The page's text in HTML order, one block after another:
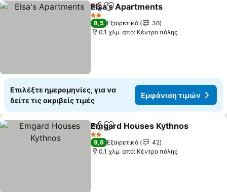
Κοινοποίηση
Προσθήκη στα αγαπημένα
Elsa's Apartments
2 Αστέρια
8,5 Εξαιρετικό
36
0.1 χλμ. από: Κέντρο πόλης
Επιλέξτε ημερομηνίες, για να
δείτε τις ακριβείς τιμές
Εμφάνιση τιμών
Κοινοποίηση
Προσθήκη στα αγαπημένα
Emgard Houses Kythnos
2 Αστέρια
9,6 Εξαιρετικό
42
0.1 χλμ. από: Κέντρο πόλης